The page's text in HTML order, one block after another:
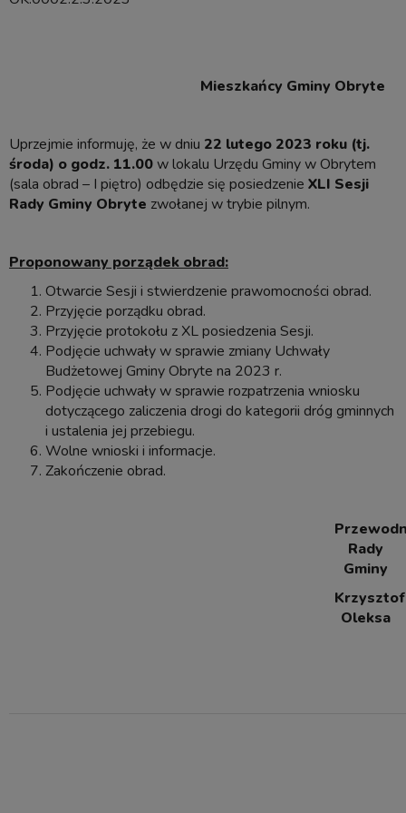
Mieszkańcy Gminy Obryte
Uprzejmie informuję, że w dniu 22 lutego 2023 roku (tj.
środa) o godz. 11.00w lokalu Urzędu Gminy w Obrytem
(sala obrad – I piętro) odbędzie się posiedzenie XLI Sesji
Rady Gminy Obryte zwołanej w trybie pilnym.
Proponowany porządek obrad:
Otwarcie Sesji i stwierdzenie prawomocności obrad.
Przyjęcie porządku obrad.
Przyjęcie protokołu z XL posiedzenia Sesji.
Podjęcie uchwały w sprawie zmiany Uchwały
Budżetowej Gminy Obryte na 2023 r.
Podjęcie uchwały w sprawie rozpatrzenia wniosku
dotyczącego zaliczenia drogi do kategorii dróg gminnych
i ustalenia jej przebiegu.
Wolne wnioski i informacje.
Zakończenie obrad.
Rady
Gminy
Krzysztof
Oleksa